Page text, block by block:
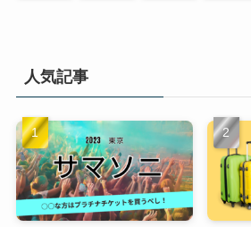
人気記事